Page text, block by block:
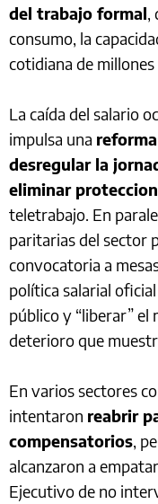
del trabajo formal,
consumo, la
cotidiana de millones
La caída del salario
impulsa una
desregular la
eliminar
teletrabajo. En
paritarias del sector
convocatoria a
política salarial
público y “liberar” el
deterioro que
En varios sectores
intentaron reabrir
compensatorios,
alcanzaron a
Ejecutivo de no